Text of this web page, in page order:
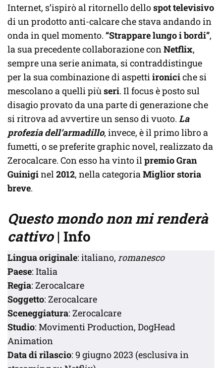
Internet, s’ispirò al ritornello dellospot televisivo
di un prodotto anti-calcare che stava andando in
onda in quel momento. “Strappare lungo i bordi”,
la sua precedente collaborazione conNetflix,
sempre una serie animata, si contraddistingue
per la sua combinazione di aspettiironiciche si
mescolano a quelli piùseri. Il focus è posto sul
disagio provato da una parte di generazione che
si ritrova ad avvertire un senso di vuoto. La
profezia dell’armadillo, invece, è il primo libro a
fumetti, o se preferite graphic novel, realizzato da
Zerocalcare. Con esso ha vinto ilpremio Gran
Guiniginel2012, nella categoriaMiglior storia
breve.
Questo mondo non mi renderà
cattivo| Info
Lingua originale: italiano, romanesco
Paese: Italia
Regia: Zerocalcare
Soggetto: Zerocalcare
Sceneggiatura: Zerocalcare
Studio: Movimenti Production, DogHead
Animation
Data di rilascio: 9 giugno 2023 (esclusiva in